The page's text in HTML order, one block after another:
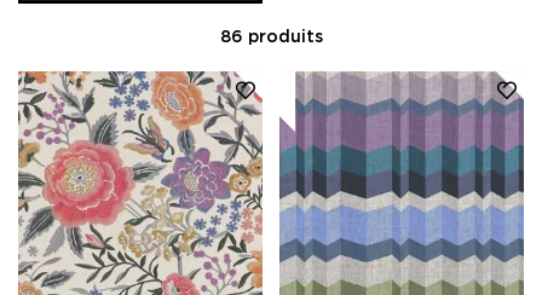
86 produits